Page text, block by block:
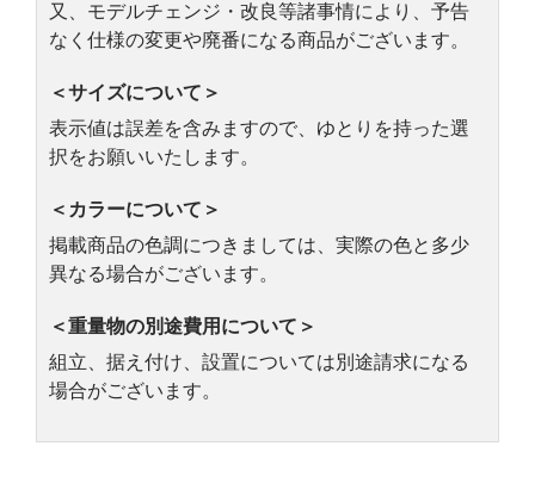
又、モデルチェンジ・改良等諸事情により、予告
なく仕様の変更や廃番になる商品がございます。
＜サイズについて＞
表示値は誤差を含みますので、ゆとりを持った選
択をお願いいたします。
＜カラーについて＞
掲載商品の色調につきましては、実際の色と多少
異なる場合がございます。
＜重量物の別途費用について＞
組立、据え付け、設置については別途請求になる
場合がございます。